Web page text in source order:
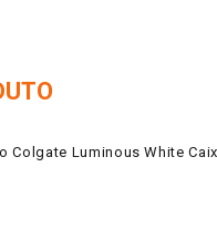
Colgate Luminous White